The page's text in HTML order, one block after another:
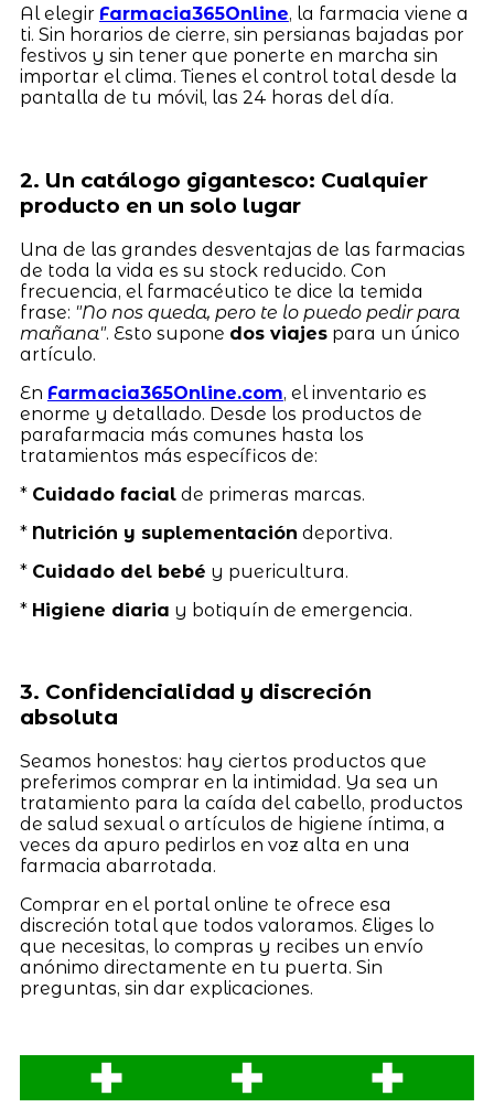
Al elegir Farmacia365Online, la farmacia viene a
ti. Sin horarios de cierre, sin persianas bajadas por
festivos y sin tener que ponerte en marcha sin
importar el clima. Tienes el control total desde la
pantalla de tu móvil, las 24 horas del día.
2. Un catálogo gigantesco: Cualquier
producto en un solo lugar
Una de las grandes desventajas de las farmacias
de toda la vida es su stock reducido. Con
frecuencia, el farmacéutico te dice la temida
frase: "No nos queda, pero te lo puedo pedir para
mañana". Esto supone dos viajespara un único
artículo.
En Farmacia365Online.com, el inventario es
enorme y detallado. Desde los productos de
parafarmacia más comunes hasta los
tratamientos más específicos de:
* Cuidado facialde primeras marcas.
* Nutrición y suplementación deportiva.
* Cuidado del bebé y puericultura.
* Higiene diaria y botiquín de emergencia.
3. Confidencialidad y discreción
absoluta
Seamos honestos: hay ciertos productos que
preferimos comprar en la intimidad. Ya sea un
tratamiento para la caída del cabello, productos
de salud sexual o artículos de higiene íntima, a
veces da apuro pedirlos en voz alta en una
farmacia abarrotada.
Comprar en el portal online te ofrece esa
discreción total que todos valoramos. Eliges lo
que necesitas, lo compras y recibes un envío
anónimo directamente en tu puerta. Sin
preguntas, sin dar explicaciones.